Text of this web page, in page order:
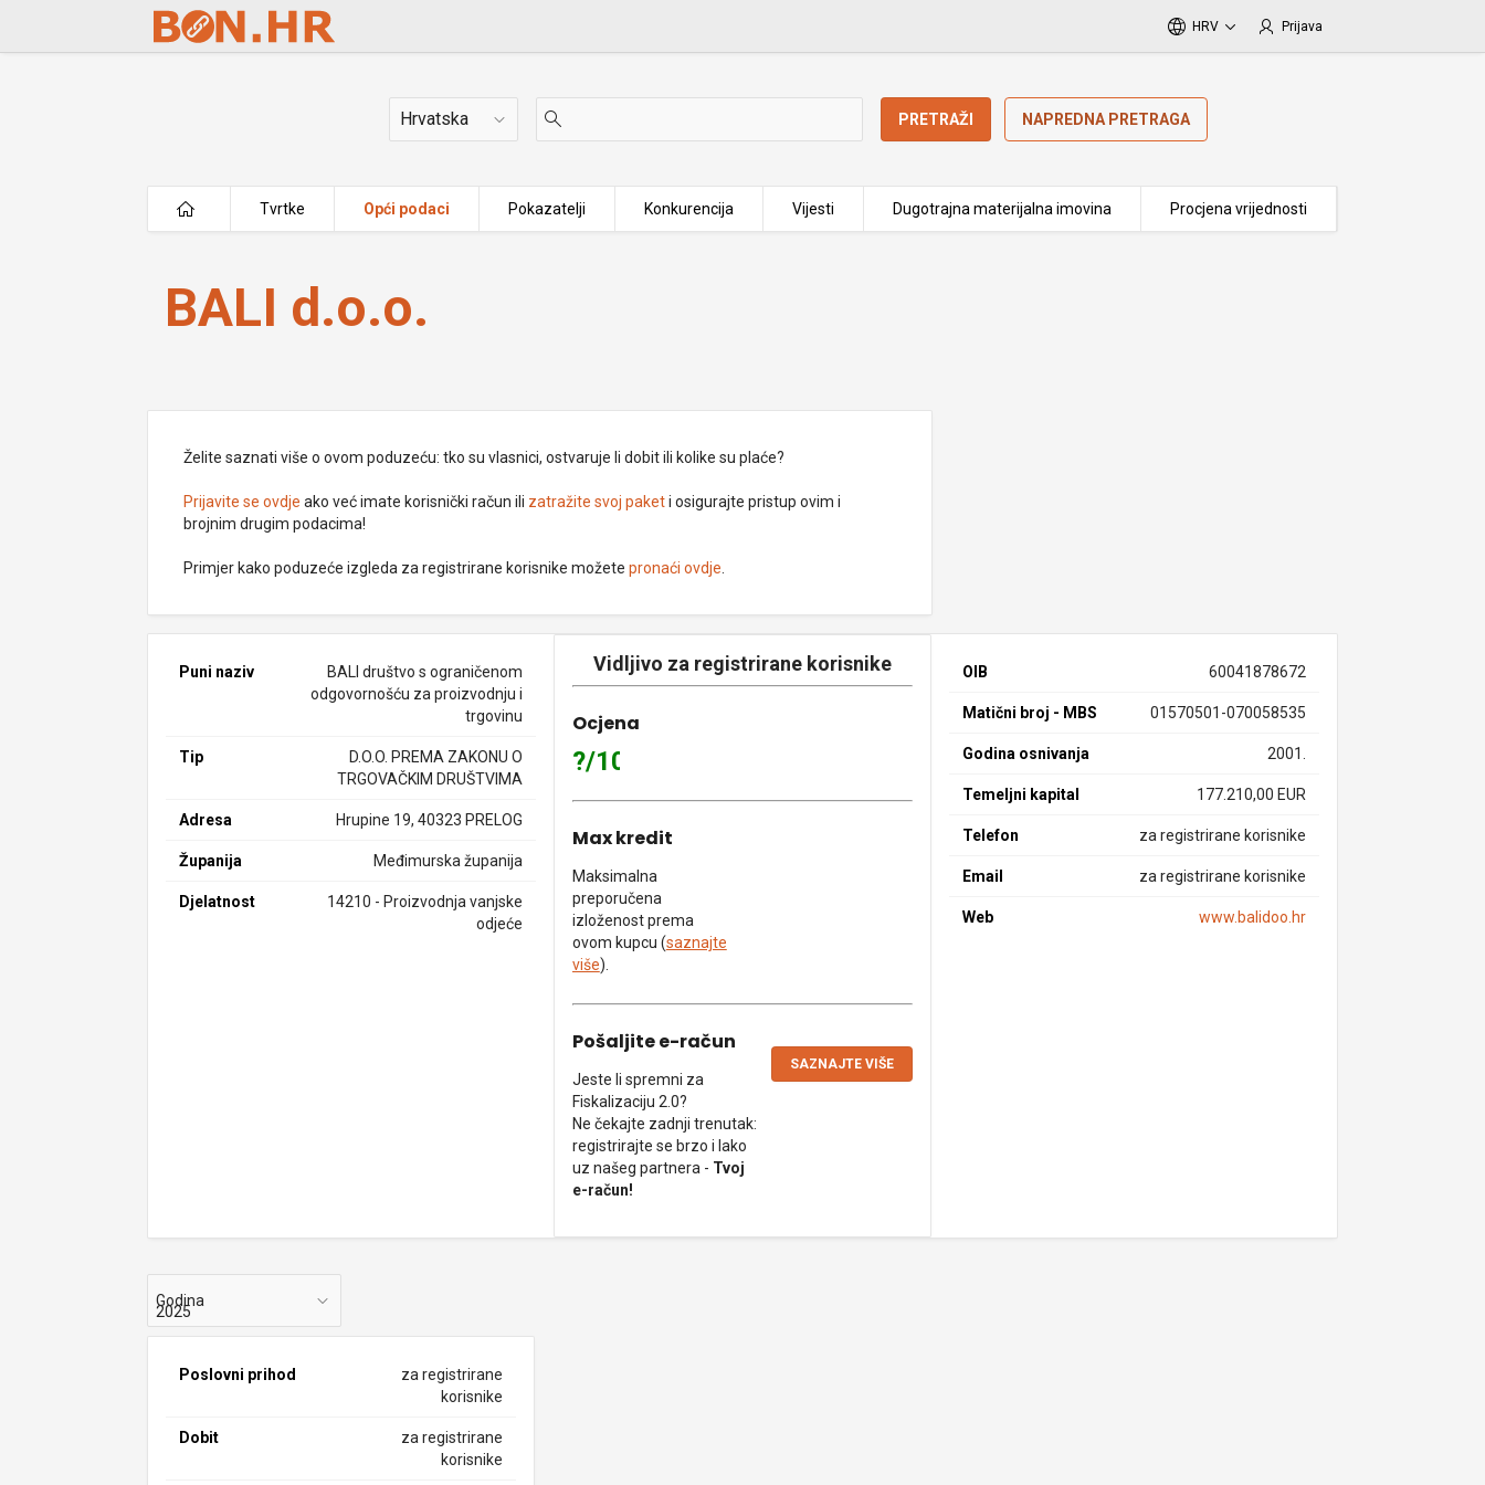
Skip to Main Content
HRV Prijava
Država PRETRAŽI NAPREDNA PRETRAGA
Tvrtke Opći podaci Pokazatelji Konkurencija Vijesti Dugotrajna materijalna imovina Procjena vrijednosti
BALI d.o.o.
BALI d.o.o.
Želite saznati više o ovom poduzeću: tko su vlasnici, ostvaruje li dobit ili kolike su plaće?
Prijavite se ovdje ako već imate korisnički račun ili zatražite svoj paketi osigurajte pristup ovim i
brojnim drugim podacima!
Primjer kako poduzeće izgleda za registrirane korisnike možetepronaći ovdje
Puni naziv
BALI društvo s ograničenom
odgovornošću za proizvodnju i
trgovinu
Tip
D.O.O. PREMA ZAKONU O
TRGOVAČKIM DRUŠTVIMA
Adresa Hrupine 19, 40323 PRELOG
Županija Međimurska županija
Djelatnost
14210 - Proizvodnja vanjske
odjeće
Vidljivo za registrirane korisnike
Ocjena
?/10
Max kredit
Maksimalna
preporučena
izloženost prema
ovom kupcu (saznajte
više).
Pošaljite e-račun
Jeste li spremni za
Fiskalizaciju 2.0?
Ne čekajte zadnji trenutak:
registrirajte se brzo i lako
uz našeg partnera - Tvoj
e-račun!
SAZNAJTE VIŠE
OIB 60041878672
Matični broj - MBS 01570501-070058535
Godina osnivanja 2001.
Temeljni kapital 177.210,00 EUR
Telefon za registrirane korisnike
Email za registrirane korisnike
Web www.balidoo.hr
Godina
Poslovni prihod
za registrirane
korisnike
Dobit
za registrirane
korisnike